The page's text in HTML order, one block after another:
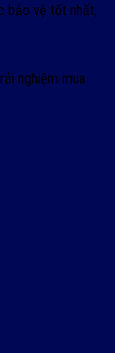
bảo vệ tốt nhất,
nghiệm mua